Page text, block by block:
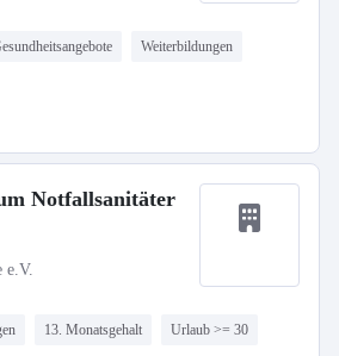
Weiterbildungen
Notfallsanitäter
e.V.
13. Monatsgehalt Urlaub >= 30